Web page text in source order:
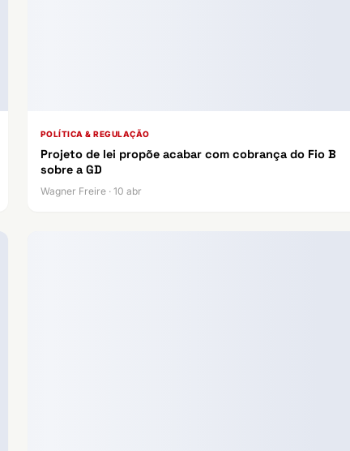
POLÍTICA & REGULAÇÃO
Projeto de lei propõe acabar com cobrança do Fio B
sobre a GD
Wagner Freire · 10 abr